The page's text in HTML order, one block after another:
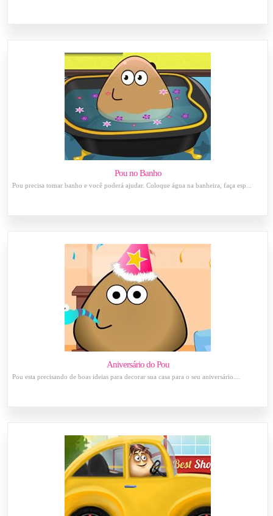
Pou no Banho
Pou precisa tomar banho e você poderá ajudar. Coloque água na banheira, faça esp...
Aniversário do Pou
Pou esta precisando de boas ideias para decorar sua casa para o seu aniversário....